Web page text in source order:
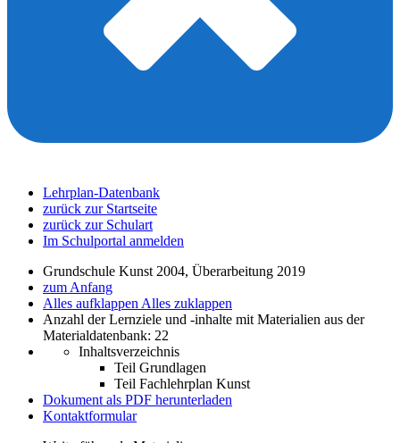
Lehrplan-Datenbank
zurück zur Startseite
zurück zur Schulart
Im Schulportal anmelden
Grundschule Kunst 2004, Überarbeitung 2019
zum Anfang
Alles aufklappen Alles zuklappen
Anzahl der Lernziele und -inhalte mit Materialien aus der
Materialdatenbank: 22
Inhaltsverzeichnis
Teil Grundlagen
Teil Fachlehrplan Kunst
Dokument als PDF herunterladen
Kontaktformular